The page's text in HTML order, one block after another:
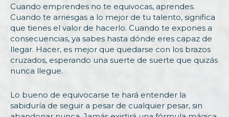
Cuando emprendes no te equivocas, aprendes.
Cuando te arriesgas a lo mejor de tu talento, significa
que tienes el valor de hacerlo. Cuando te expones a
consecuencias, ya sabes hasta dónde eres capaz de
llegar. Hacer, es mejor que quedarse con los brazos
cruzados, esperando una suerte de suerte que quizás
nunca llegue.
Lo bueno de equivocarse te hará entender la
sabiduría de seguir a pesar de cualquier pesar, sin